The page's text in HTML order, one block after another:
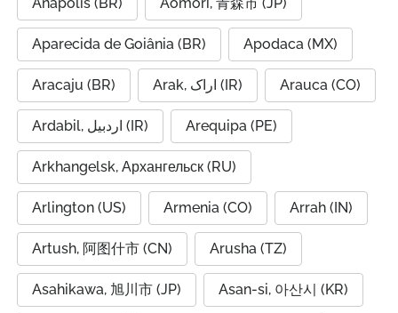
Aparecida de Goiânia (BR) Apodaca (MX)
Aracaju (BR) Arak, اراک (IR) Arauca (CO)
Ardabil, اردبیل (IR) Arequipa (PE)
Arkhangelsk, Архангельск (RU)
Arlington (US) Armenia (CO) Arrah (IN)
Artush, 阿图什市 (CN) Arusha (TZ)
Asahikawa, 旭川市 (JP) Asan-si, 아산시 (KR)